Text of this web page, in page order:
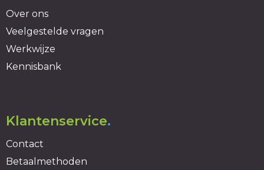
Over ons
Veelgestelde vragen
Werkwijze
Kennisbank
Klantenservice.
Contact
Betaalmethoden